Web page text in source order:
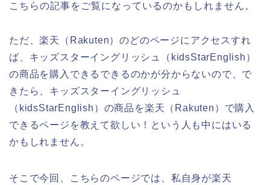
こちらの記事をご覧になっているのかもしれません。
ただ、楽天（Rakuten）のどのページにアクセスすれ
ば、キッズスターイングリッシュ（kidsStarEnglish）
の商品を購入できるできるのかが分からないので、で
きたら、キッズスターイングリッシュ
（kidsStarEnglish）の商品を楽天（Rakuten）で購入
できるページを教えて欲しい！という人も中にはいる
かもしれません。
そこで今回、こちらのページでは、私自身が楽天